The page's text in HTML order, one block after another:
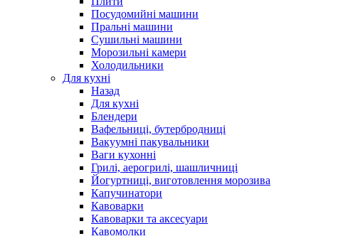
Посудомийні машини
Пральні машини
Сушильні машини
Морозильні камери
Холодильники
Для кухні
Назад
Для кухні
Блендери
Вафельниці, бутербродниці
Вакуумні пакувальники
Ваги кухонні
Грилі, аерогрилі, шашличниці
Йогуртниці, виготовлення морозива
Капучинатори
Кавоварки
Кавоварки та аксесуари
Кавомолки